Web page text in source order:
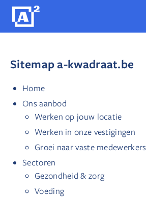
Sitemap a-kwadraat.be
Home
Ons aanbod
Werken op jouw locatie
Werken in onze vestigingen
Groei naar vaste medewerkers
Sectoren
Gezondheid & zorg
Voeding